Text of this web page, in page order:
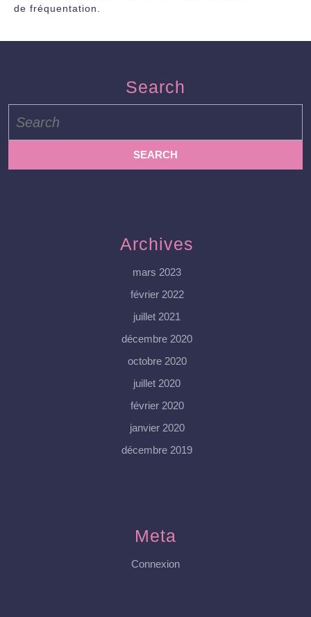
de fréquentation.
Search
for:
Archives
mars 2023
février 2022
juillet 2021
décembre 2020
octobre 2020
juillet 2020
février 2020
janvier 2020
décembre 2019
Meta
Connexion